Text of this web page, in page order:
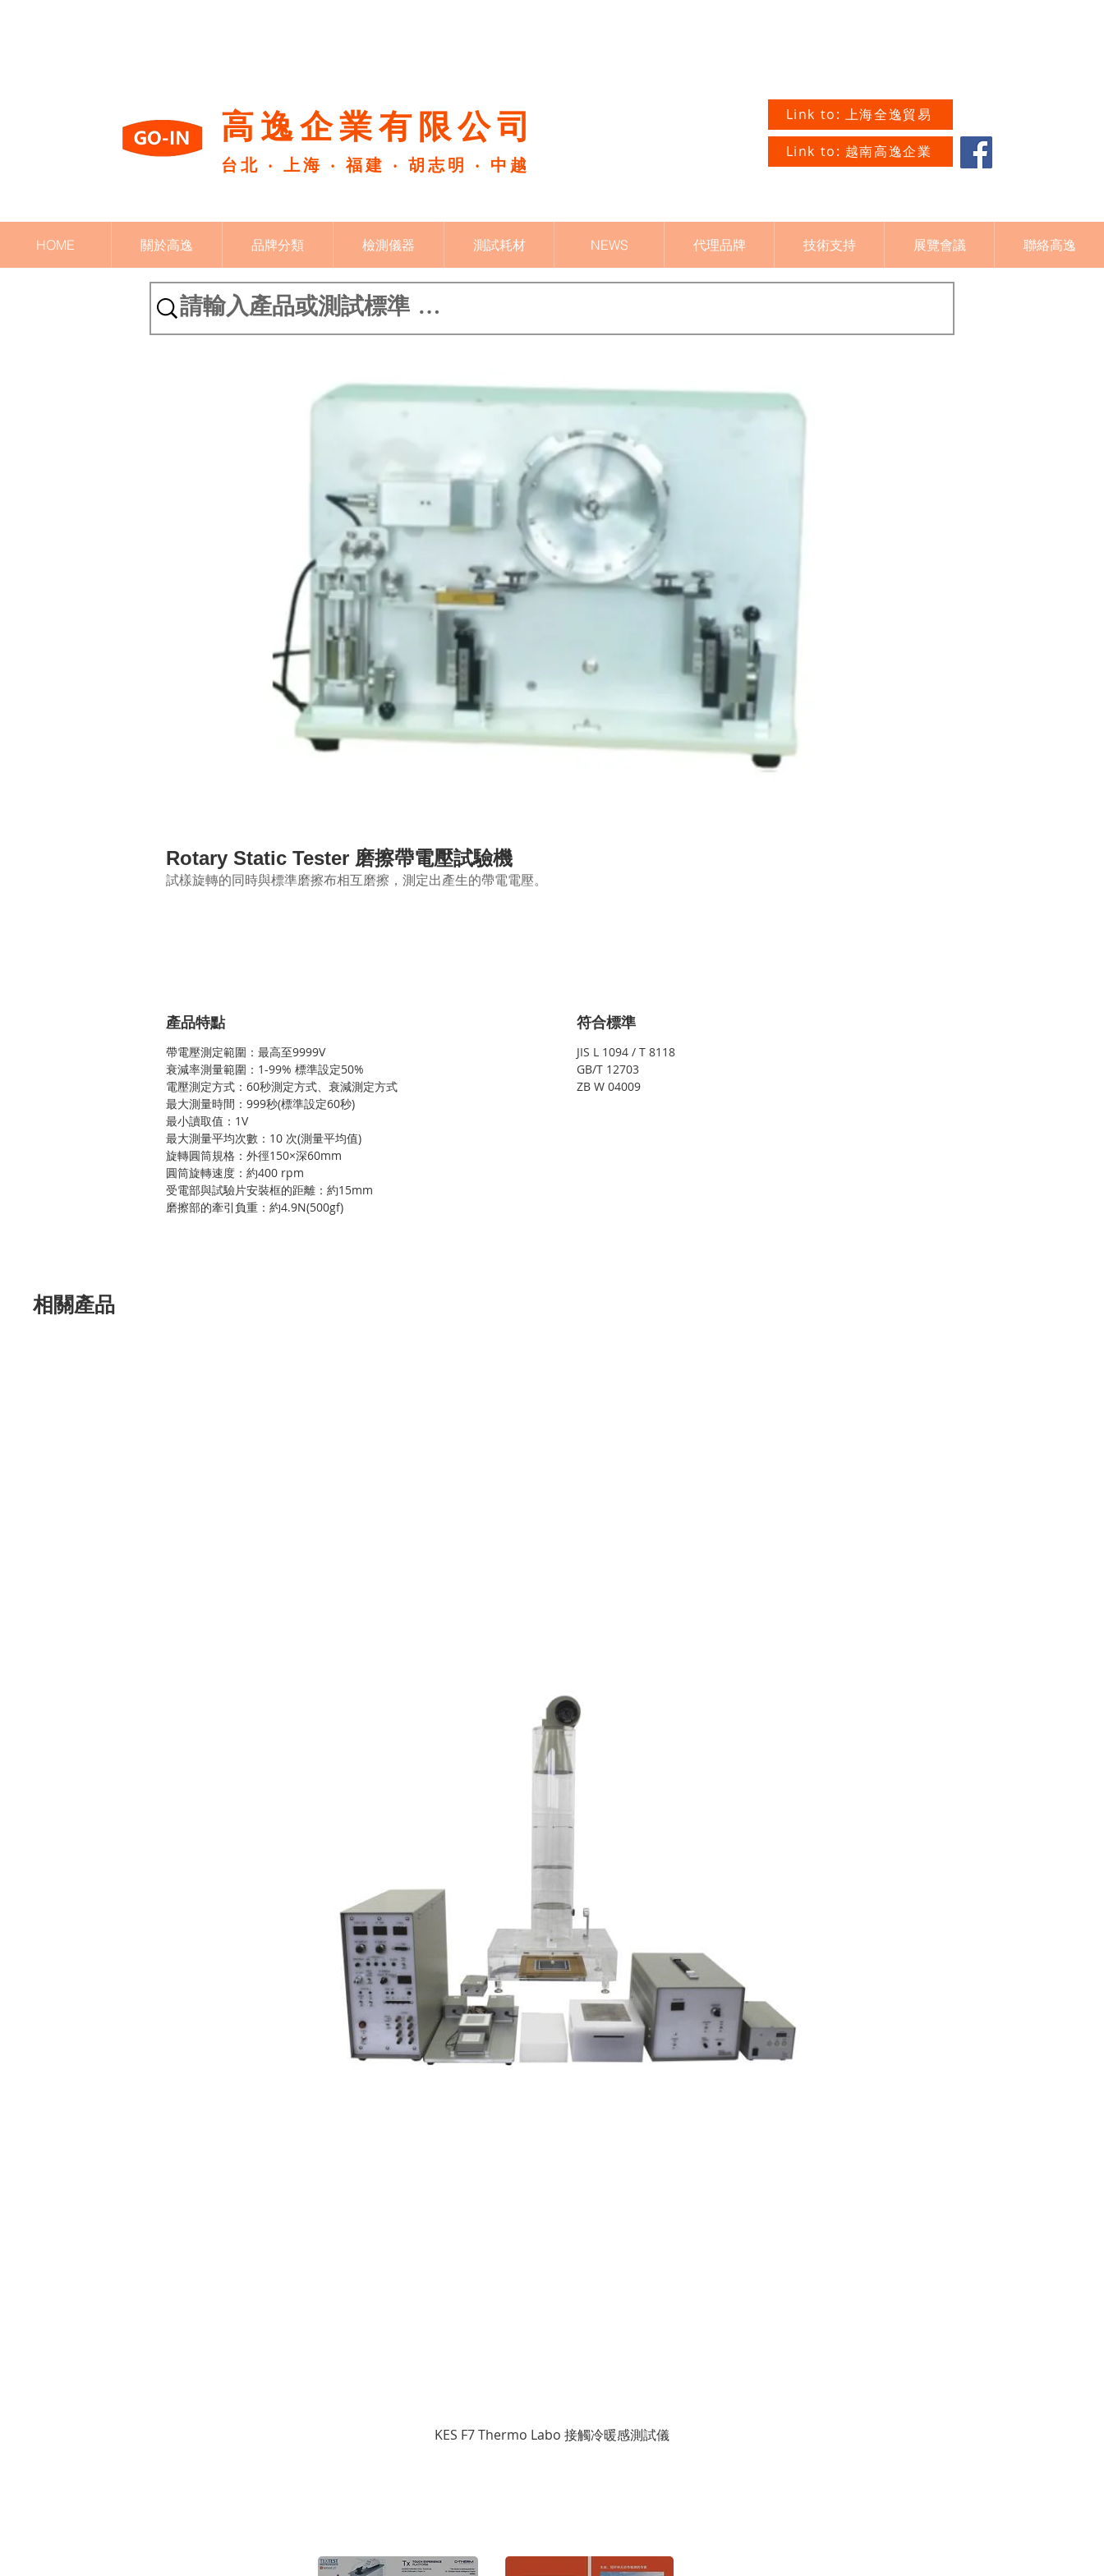
高逸企業有限公司​
台北 ‧ 上海 ‧ 福建 ‧ 胡志明 ‧ 中越
Link to: 上海全逸貿易
Link to: 越南高逸企業
HOME 關於高逸 品牌分類 檢測儀器 測試耗材 NEWS 代理品牌 技術支持 展覽會議 聯絡高逸
Rotary Static Tester 磨擦帶電壓試驗機
試樣旋轉的同時與標準磨擦布相互磨擦，測定出產生的帶電電壓。
產品特點
帶電壓測定範圍：最高至9999V
衰減率測量範圍： 1-99% 標準設定50%
電壓測定方式： 60秒測定方式、衰減測定方式
最大測量時間： 999秒(標準設定60秒)
最小讀取值： 1V
最大測量平均次數： 10 次(測量平均值)
旋轉圓筒規格：外徑150×深60mm
圓筒旋轉速度：約400 rpm
受電部與試驗片安裝框的距離：約15mm
磨擦部的牽引負重：約4.9N(500gf)
符合標準
JIS L 1094 / T 8118
GB/T 12703
ZB W 04009
相關產品
KES F7 Thermo Labo 接觸冷暖感測試儀